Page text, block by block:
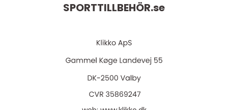
SPORTTILLBEHÖR.se